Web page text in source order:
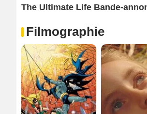
The Ultimate Life Bande-
Filmographie